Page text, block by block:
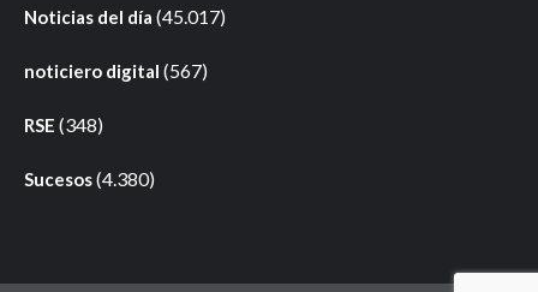
Noticias del día (45.017)
noticiero digital (567)
RSE (348)
Sucesos(4.380)